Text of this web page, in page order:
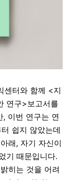
센터와 함께 <지
연구>보고서를
, 이번 연구는 연
쉽지 않았는데
래, 자기 자신이
기 때문입니다.
히는 것을 어려